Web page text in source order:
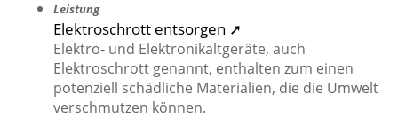
Leistung
Elektroschrott entsorgen ➚
Elektro- und Elektronikaltgeräte, auch
Elektroschrott genannt, enthalten zum einen
potenziell schädliche Materialien, die die Umwelt
verschmutzen können.